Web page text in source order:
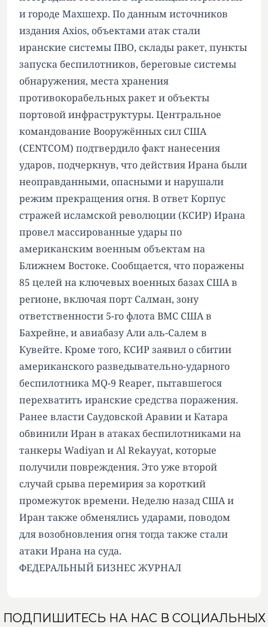
и городе Махшехр. По данным источников
издания Axios, объектами атак стали
иранские системы ПВО, склады ракет, пункты
запуска беспилотников, береговые системы
обнаружения, места хранения
противокорабельных ракет и объекты
портовой инфраструктуры. Центральное
командование Вооружённых сил США
(CENTCOM) подтвердило факт нанесения
ударов, подчеркнув, что действия Ирана были
неоправданными, опасными и нарушали
режим прекращения огня. В ответ Корпус
стражей исламской революции (КСИР) Ирана
провел массированные удары по
американским военным объектам на
Ближнем Востоке. Сообщается, что поражены
85 целей на ключевых военных базах США в
регионе, включая порт Салман, зону
ответственности 5-го флота ВМС США в
Бахрейне, и авиабазу Али аль-Салем в
Кувейте. Кроме того, КСИР заявил о сбитии
американского разведывательно-ударного
беспилотника MQ-9 Reaper, пытавшегося
перехватить иранские средства поражения.
Ранее власти Саудовской Аравии и Катара
обвинили Иран в атаках беспилотниками на
танкеры Wadiyan и Al Rekayyat, которые
получили повреждения. Это уже второй
случай срыва перемирия за короткий
промежуток времени. Неделю назад США и
Иран также обменялись ударами, поводом
для возобновления огня тогда также стали
атаки Ирана на суда.
ФЕДЕРАЛЬНЫЙ БИЗНЕС ЖУРНАЛ
ПОДПИШИТЕСЬ НА НАС В СОЦИАЛЬНЫХ